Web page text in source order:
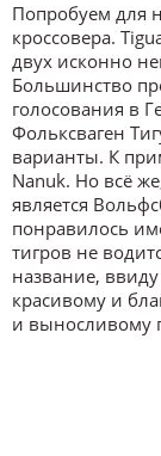
Попробуем для
кроссовера.
двух исконно
Большинство
голосования в
Фольксваген
варианты. К
Nanuk. Но всё
является
понравилось
тигров не
название,
красивому и
и выносливому